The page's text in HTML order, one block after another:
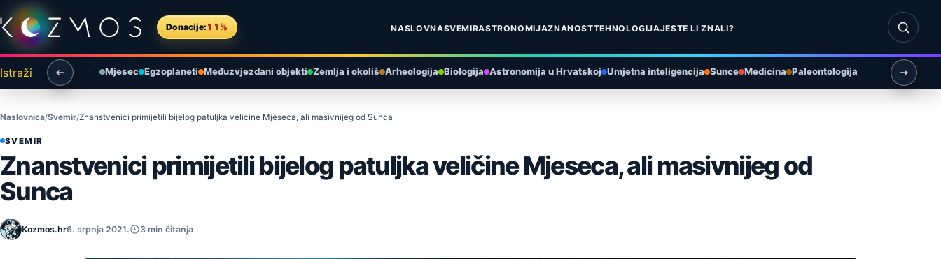
Preskoči na sadržaj
Donacije: 11% NASLOVNASVEMIRASTRONOMIJAZNANOSTTEHNOLOGIJAJESTE LI ZNALI?
Otvori
Istraži Mjesec Egzoplaneti Međuzvjezdani objekti Zemlja i okoliš Arheologija Biologija Astronomija u Hrvatskoj Umjetna inteligencija Sunce Medicina Paleontologija
Naslovnica Svemir Znanstvenici primijetili bijelog patuljka veličine Mjeseca, ali masivnijeg od Sunca
SVEMIR
Znanstvenici primijetili bijelog patuljka veličine Mjeseca, ali masivnijeg od
Sunca
Kozmos.hr6. srpnja 2021. 3 min čitanja